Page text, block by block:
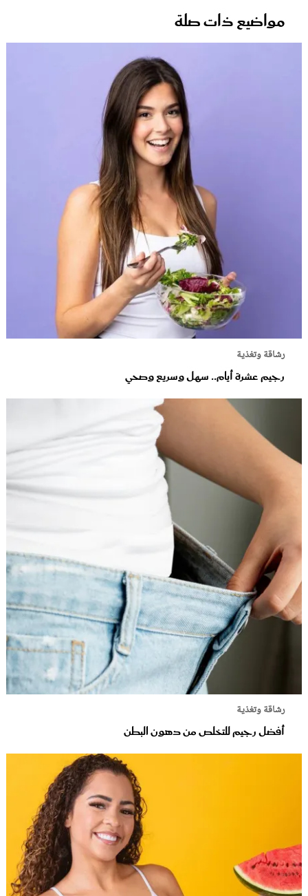
مواضيع ذات صلة
رشاقة وتغذية
رجيم عشرة أيام.. سهل وسريع وصحي
رشاقة وتغذية
أفضل رجيم للتخلص من دهون البطن